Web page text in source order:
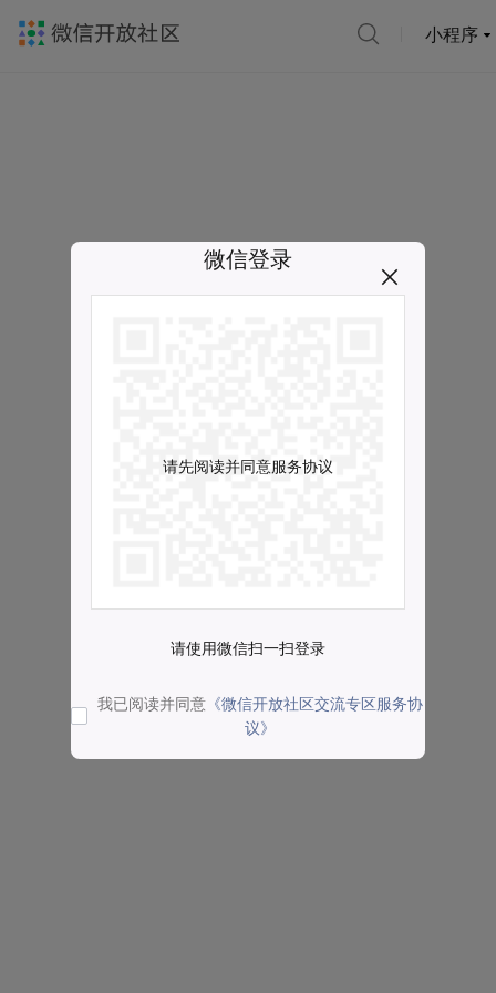
小程序
微信登录
请先阅读并同意服务协议
请使用微信扫一扫登录
我已阅读并同意 《微信开放社区交流专区服务协
议》